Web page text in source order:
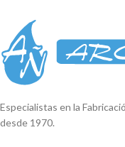
Especialistas en la
desde 1970.